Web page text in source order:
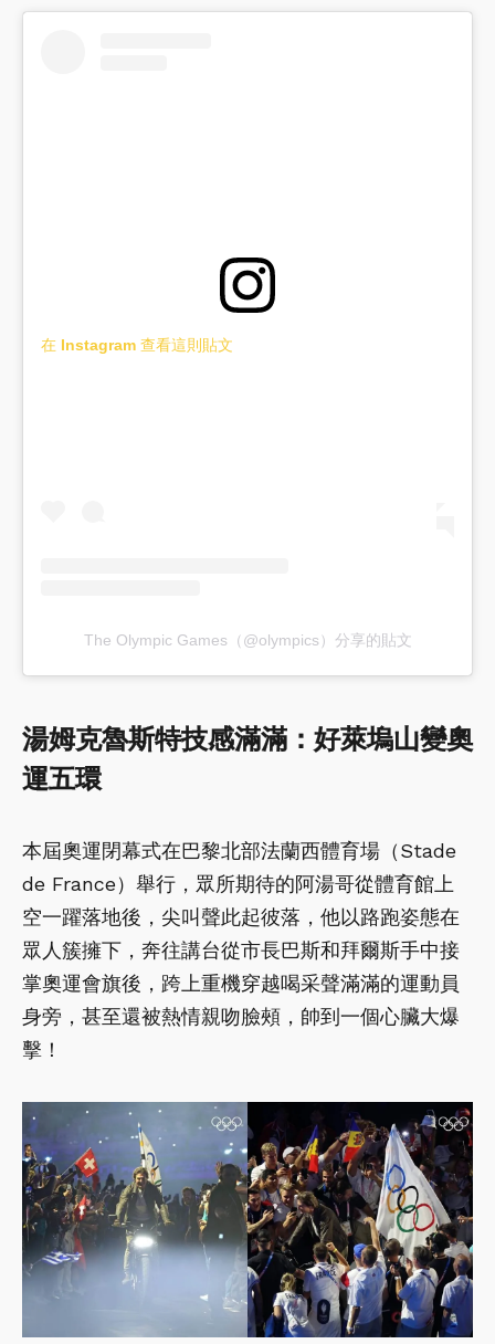
在 Instagram 查看這則貼文
The Olympic Games（@olympics）分享的貼文
湯姆克魯斯特技感滿滿：好萊塢山變奧
運五環
本屆奧運閉幕式在巴黎北部法蘭西體育場（Stade
de France）舉行，眾所期待的阿湯哥從體育館上
空一躍落地後，尖叫聲此起彼落，他以路跑姿態在
眾人簇擁下，奔往講台從市長巴斯和拜爾斯手中接
掌奧運會旗後，跨上重機穿越喝采聲滿滿的運動員
身旁，甚至還被熱情親吻臉頰，帥到一個心臟大爆
擊！